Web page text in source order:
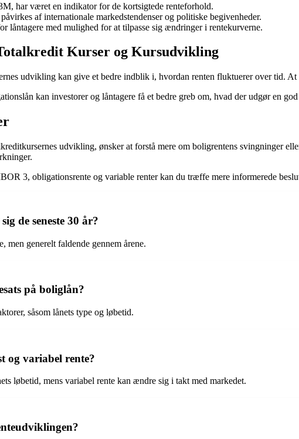
har været en indikator for de kortsigtede renteforhold.
af internationale markedstendenser og politiske begivenheder.
låntagere med mulighed for at tilpasse sig ændringer i rentekurverne.
Kurser og Kursudvikling
udvikling kan give et bedre indblik i, hvordan renten fluktuerer over tid.
kan investorer og låntagere få et bedre greb om, hvad der udgør en
udvikling, ønsker at forstå mere om boligrentens svingninger
3, obligationsrente og variable renter kan du træffe mere informerede
de seneste 30 år?
generelt faldende gennem årene.
på boliglån?
såsom lånets type og løbetid.
og variabel rente?
løbetid, mens variabel rente kan ændre sig i takt med markedet.